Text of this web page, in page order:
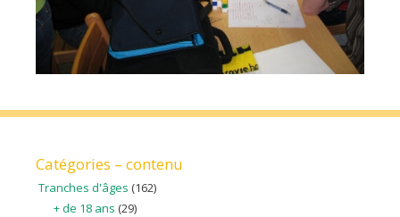
Catégories – contenu
Tranches d'âges (162)
+ de 18 ans (29)